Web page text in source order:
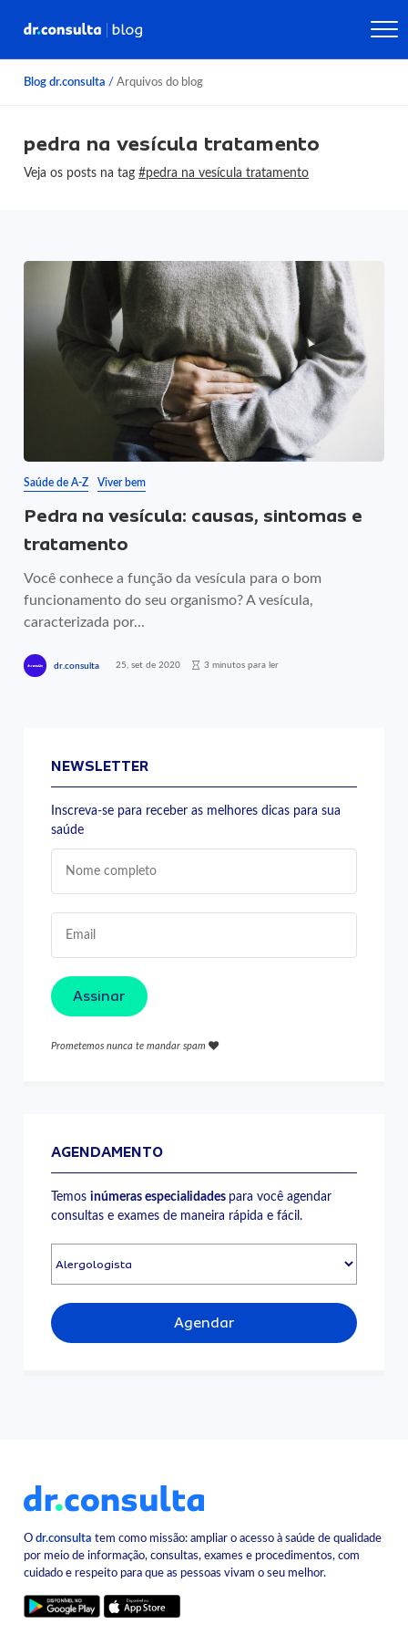
Blog dr.consulta / Arquivos do blog
pedra na vesícula tratamento
Veja os posts na tag#pedra na vesícula tratamento
Saúde de A-Z Viver bem
Pedra na vesícula: causas, sintomas e
tratamento
Você conhece a função da vesícula para o bom
funcionamento do seu organismo? A vesícula,
caracterizada por...
dr.consulta 25, set de 2020 3 minutos para ler
NEWSLETTER
Inscreva-se para receber as melhores dicas para sua
saúde
Assinar
Prometemos nunca te mandar spam
AGENDAMENTO
Temosinúmeras especialidades para você agendar
consultas e exames de maneira rápida e fácil.
Agendar
Odr.consulta tem como missão: ampliar o acesso à saúde de qualidade
por meio de informação, consultas, exames e procedimentos, com
cuidado e respeito para que as pessoas vivam o seu melhor.